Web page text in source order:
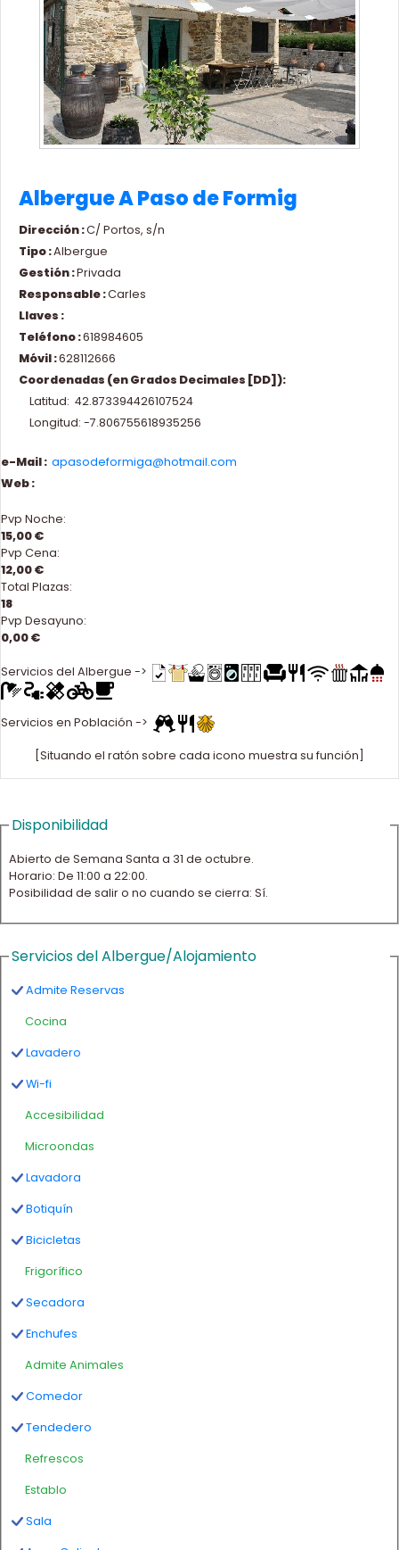
Albergue A Paso de Formig
Dirección :C/ Portos, s/n
Tipo :Albergue
Gestión :Privada
Responsable :Carles
Llaves :
Teléfono :618984605
Móvil :628112666
Coordenadas (en Grados Decimales [DD]):
Latitud: 42.873394426107524
Longitud: -7.806755618935256
e-Mail : apasodeformiga@hotmail.com
Web :
Pvp Noche:
15,00 €
Pvp Cena:
12,00 €
Total Plazas:
18
Pvp Desayuno:
0,00 €
Servicios del Albergue ->
Servicios en Población ->
[Situando el ratón sobre cada icono muestra su función]
Disponibilidad
Abierto de Semana Santa a 31 de octubre.
Horario: De 11:00 a 22:00.
Posibilidad de salir o no cuando se cierra: Sí.
Servicios del Albergue/Alojamiento
Admite Reservas
Cocina
Lavadero
Wi-fi
Accesibilidad
Microondas
Lavadora
Botiquín
Bicicletas
Frigorífico
Secadora
Enchufes
Admite Animales
Comedor
Tendedero
Refrescos
Establo
Sala